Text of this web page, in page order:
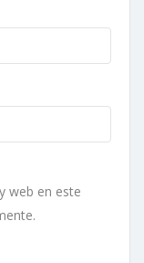
web en este